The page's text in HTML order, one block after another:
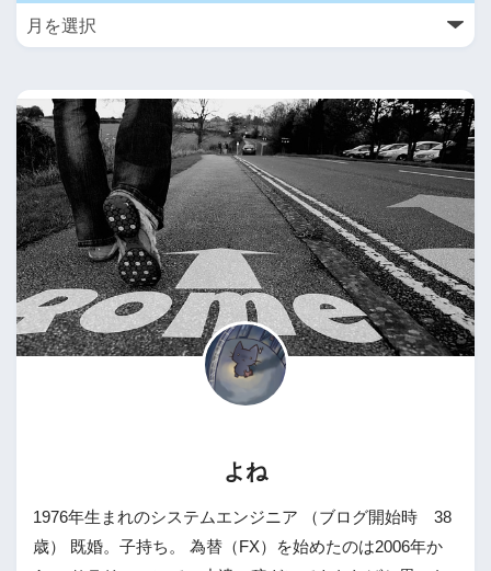
よね
1976年生まれのシステムエンジニア （ブログ開始時 38
歳） 既婚。子持ち。 為替（FX）を始めたのは2006年か